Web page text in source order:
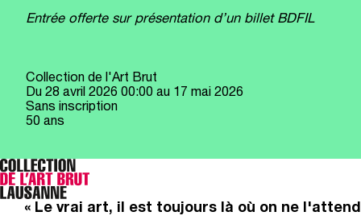
Entrée offerte sur présentation d’un billet BDFIL
Collection de l'Art Brut
Du 28 avril 2026 00:00 au 17 mai 2026
Sans inscription
50 ans
« Le vrai art, il est toujours là où on ne l'attend